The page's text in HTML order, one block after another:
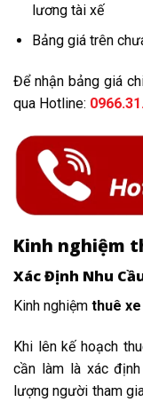
lương tài xế
Bảng giá trên
Để nhận bảng giá
qua Hotline:
Kinh nghiệm
Xác Định Nhu
Kinh nghiệm thuê
Khi lên kế hoạch
cần làm là xác
lượng người tham